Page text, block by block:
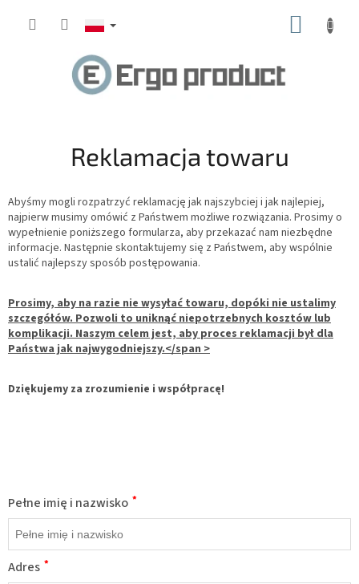
Reklamacja towaru
Abyśmy mogli rozpatrzyć reklamację jak najszybciej i jak najlepiej,
najpierw musimy omówić z Państwem możliwe rozwiązania. Prosimy o
wypełnienie poniższego formularza, aby przekazać nam niezbędne
informacje. Następnie skontaktujemy się z Państwem, aby wspólnie
ustalić najlepszy sposób postępowania.
Prosimy, aby na razie nie wysyłać towaru, dopóki nie ustalimy
szczegółów. Pozwoli to uniknąć niepotrzebnych kosztów lub
komplikacji. Naszym celem jest, aby proces reklamacji był dla
Państwa jak najwygodniejszy.</span >
Dziękujemy za zrozumienie i współpracę!
Pełne imię i nazwisko *
Adres *